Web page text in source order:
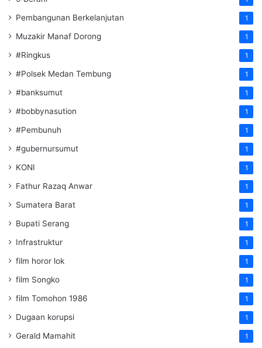
Pembangunan Berkelanjutan 1
Muzakir Manaf Dorong 1
#Ringkus 1
#Polsek Medan Tembung 1
#banksumut 1
#bobbynasution 1
#Pembunuh 1
#gubernursumut 1
KONI 1
Fathur Razaq Anwar 1
Sumatera Barat 1
Bupati Serang 1
Infrastruktur 1
film horor lok 1
film Songko 1
film Tomohon 1986 1
Dugaan korupsi 1
Gerald Mamahit 1